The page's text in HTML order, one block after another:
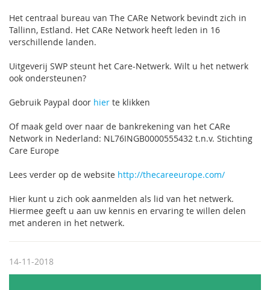
Het centraal bureau van The CARe Network bevindt zich in
Tallinn, Estland. Het CARe Network heeft leden in 16
verschillende landen.
Uitgeverij SWP steunt het Care-Netwerk. Wilt u het netwerk
ook ondersteunen?
Gebruik Paypal door hier te klikken
Of maak geld over naar de bankrekening van het CARe
Network in Nederland: NL76INGB0000555432 t.n.v. Stichting
Care Europe
Lees verder op de website http://thecareeurope.com/
Hier kunt u zich ook aanmelden als lid van het netwerk.
Hiermee geeft u aan uw kennis en ervaring te willen delen
met anderen in het netwerk.
14-11-2018